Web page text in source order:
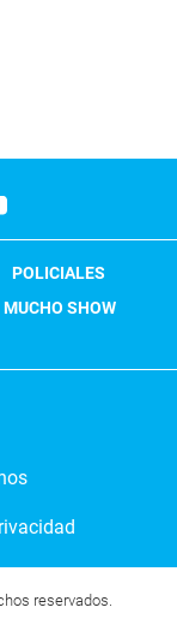
POLICIALES
MUCHO SHOW
reservados.